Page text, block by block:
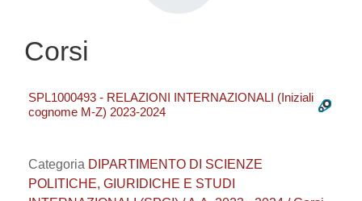
Corsi
SPL1000493 - RELAZIONI INTERNAZIONALI (Iniziali
cognome M-Z) 2023-2024
Categoria DIPARTIMENTO DI SCIENZE
POLITICHE, GIURIDICHE E STUDI